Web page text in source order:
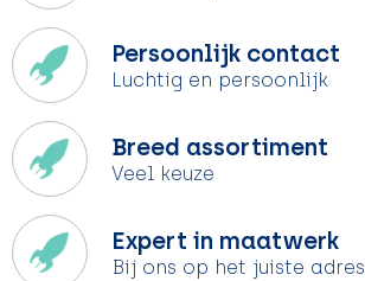
Persoonlijk contact
Luchtig en persoonlijk
Breed assortiment
Veel keuze
Expert in maatwerk
Bij ons op het juiste adres